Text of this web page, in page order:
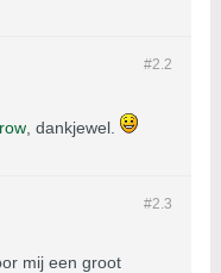
#2.2
, dankjewel.
#2.3
mij een groot